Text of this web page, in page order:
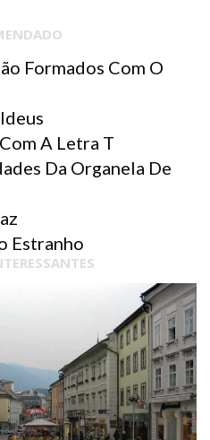
Formados Com O
A Letra T
Da Organela De
Estranho